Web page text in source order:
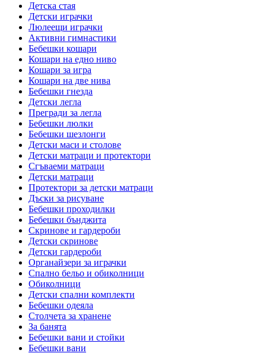
Детска стая
Детски играчки
Люлеещи играчки
Активни гимнастики
Бебешки кошари
Кошари на едно ниво
Кошари за игра
Кошари на две нива
Бебешки гнезда
Детски легла
Прегради за легла
Бебешки люлки
Бебешки шезлонги
Детски маси и столове
Детски матраци и протектори
Сгъваеми матраци
Детски матраци
Протектори за детски матраци
Дъски за рисуване
Бебешки проходилки
Бебешки бънджита
Скринове и гардероби
Детски скринове
Детски гардероби
Органайзери за играчки
Спално бельо и обиколници
Обиколници
Детски спални комплекти
Бебешки одеяла
Столчета за хранене
За банята
Бебешки вани и стойки
Бебешки вани